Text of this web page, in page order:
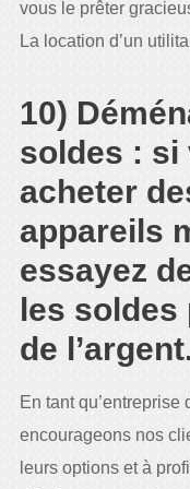
vous le prêter
La location d’un
10)
soldes : si
acheter
appareils
essayez
les soldes
de
En tant
encourageons nos
leurs options et à